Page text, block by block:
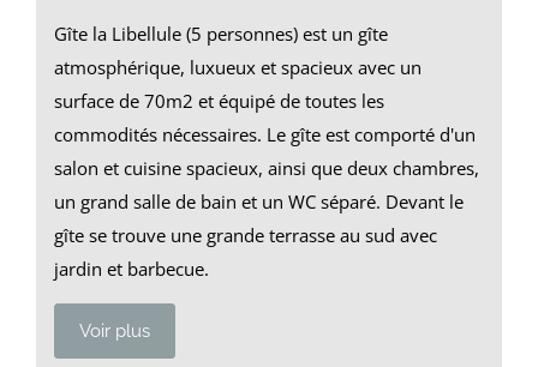
Gîte la Libellule (5 personnes) est un gîte
atmosphérique, luxueux et spacieux avec un
surface de 70m2 et équipé de toutes les
commodités nécessaires. Le gîte est comporté d'un
salon et cuisine spacieux, ainsi que deux chambres,
un grand salle de bain et un WC séparé. Devant le
gîte se trouve une grande terrasse au sud avec
jardin et barbecue.
Voir plus